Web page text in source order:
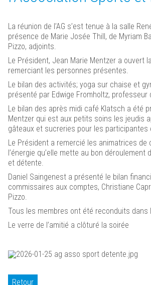
La réunion de l’AG s’est tenue à la salle
présence de Marie Josée Thill, de Myriam
Pizzo, adjoints.
Le Président, Jean Marie Mentzer a ouvert
remerciant les personnes présentes.
Le bilan des activités; yoga sur chaise et
présenté par Edwige Fromholtz, professeur
Le bilan des après midi café Klatsch a été
Mentzer qui est aux petits soins les jeudis
gâteaux et sucreries pour les participantes
Le Président a remercié les animatrices
l’énergie qu’elle mette au bon
et détente.
Daniel Saingenest a présenté le bilan
commissaires aux comptes, Christiane
Pizzo.
Tous les membres ont été reconduits dans
Le verre de l’amitié a clôturé la soirée
Retour